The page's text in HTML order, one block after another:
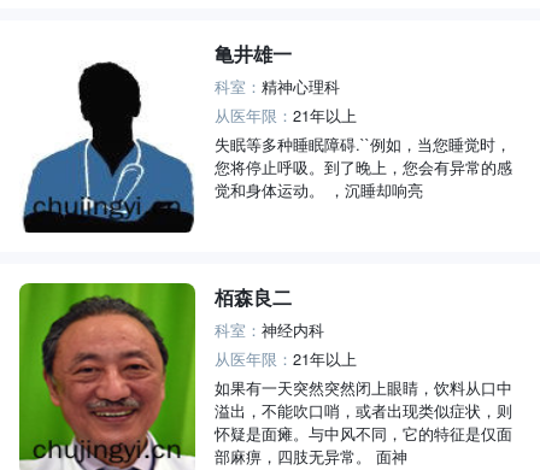
亀井雄一
科室：精神心理科
从医年限：21年以上
失眠等多种睡眠障碍.``例如，当您睡觉时，
您将停止呼吸。到了晚上，您会有异常的感
觉和身体运动。 ，沉睡却响亮
栢森良二
科室：神经内科
从医年限：21年以上
如果有一天突然突然闭上眼睛，饮料从口中
溢出，不能吹口哨，或者出现类似症状，则
怀疑是面瘫。与中风不同，它的特征是仅面
部麻痹，四肢无异常。 面神